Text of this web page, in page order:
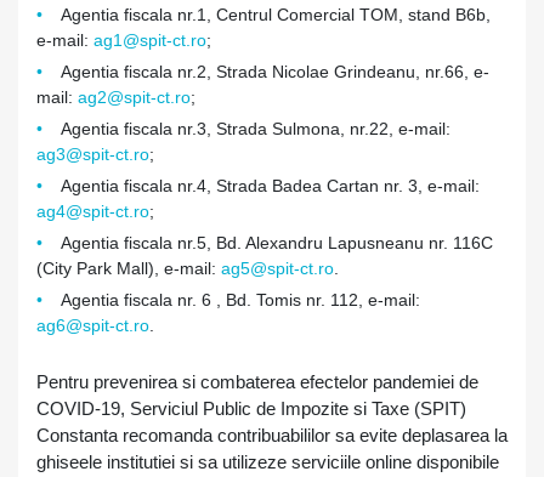
Agentia fiscala nr.1, Centrul Comercial TOM, stand B6b,
e-mail: ag1@spit-ct.ro;
Agentia fiscala nr.2, Strada Nicolae Grindeanu, nr.66, e-
mail: ag2@spit-ct.ro;
Agentia fiscala nr.3, Strada Sulmona, nr.22, e-mail:
ag3@spit-ct.ro;
Agentia fiscala nr.4, Strada Badea Cartan nr. 3, e-mail:
ag4@spit-ct.ro;
Agentia fiscala nr.5, Bd. Alexandru Lapusneanu nr. 116C
(City Park Mall), e-mail: ag5@spit-ct.ro
Agentia fiscala nr. 6 , Bd. Tomis nr. 112, e-mail:
ag6@spit-ct.ro
Pentru prevenirea si combaterea efectelor pandemiei de
COVID-19, Serviciul Public de Impozite si Taxe (SPIT)
Constanta recomanda contribuabililor sa evite deplasarea la
ghiseele institutiei si sa utilizeze serviciile online disponibile